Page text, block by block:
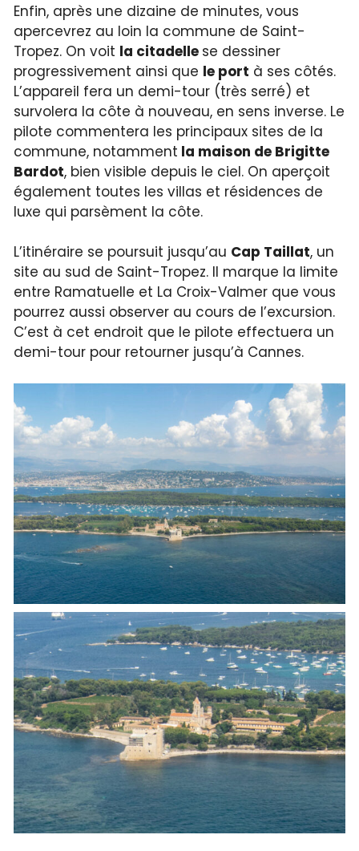
Enfin, après une dizaine de minutes, vous
apercevrez au loin la commune de Saint-
Tropez. On voit la citadelle se dessiner
progressivement ainsi que le port à ses côtés.
L’appareil fera un demi-tour (très serré) et
survolera la côte à nouveau, en sens inverse. Le
pilote commentera les principaux sites de la
commune, notamment la maison de Brigitte
Bardot, bien visible depuis le ciel. On aperçoit
également toutes les villas et résidences de
luxe qui parsèment la côte.
L’itinéraire se poursuit jusqu’au Cap Taillat, un
site au sud de Saint-Tropez. Il marque la limite
entre Ramatuelle et La Croix-Valmer que vous
pourrez aussi observer au cours de l’excursion.
C’est à cet endroit que le pilote effectuera un
demi-tour pour retourner jusqu’à Cannes.